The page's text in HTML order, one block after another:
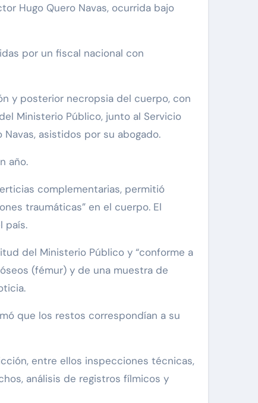
Hugo Quero Navas, ocurrida bajo
por un fiscal nacional con
y posterior necropsia del cuerpo, con
Ministerio Público, junto al Servicio
asistidos por su abogado.
año.
complementarias, permitió
traumáticas” en el cuerpo. El
país.
del Ministerio Público y “conforme a
(fémur) y de una muestra de
que los restos correspondían a su
entre ellos inspecciones técnicas,
análisis de registros fílmicos y